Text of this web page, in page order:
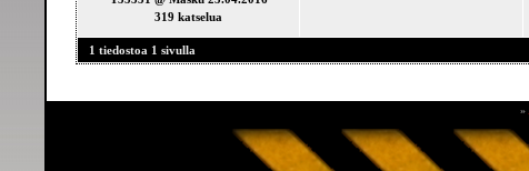
319 katselua
1 tiedostoa 1 sivulla
»